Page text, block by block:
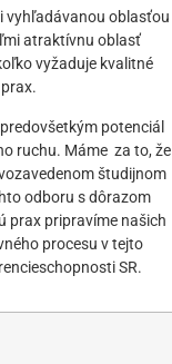
vyhľadávanou oblasťou
atraktívnu oblasť
vyžaduje kvalitné
potenciál
ruchu. Máme za to, že
študijnom
odboru s dôrazom
prax pripravíme našich
procesu v tejto
SR.